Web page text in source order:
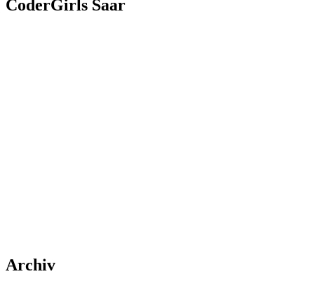
CoderGirls Saar
Archiv